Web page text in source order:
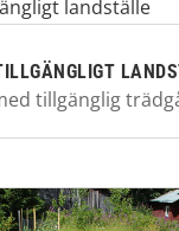
tillgänglig